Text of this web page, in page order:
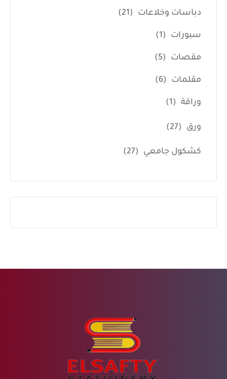
دباسات وخلاعات (21)
سبورات (1)
مقصات (5)
مقلمات (6)
وراقة (1)
ورق (27)
كشكول جامعي (27)